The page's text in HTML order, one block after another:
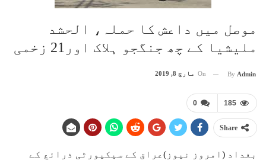
موصل میں داعش کا حملہ، الحشد
ملیشیا کے چھ جنگجو ہلاک اور21 زخمی
By Admin
On مارچ 8, 2019
0 185
Share
بغداد (امروز نیوز)عراق کے سیکیورٹی ذرائع کے